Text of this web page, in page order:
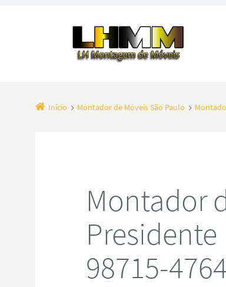
Início Montador de Móveis São Paulo
Montador
98715-